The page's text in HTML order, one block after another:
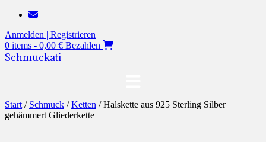
Zum
springen
Anmelden | Registrieren
0 items - 0,00 € Bezahlen
Schmuckati
Start / Schmuck /Ketten / Halskette aus 925 Sterling Silber
gehämmert Gliederkette